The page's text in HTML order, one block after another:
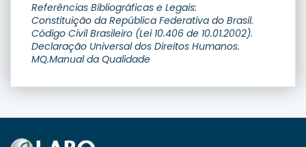
Referências Bibliográficas e Legais:
Constituição da República Federativa do Brasil.
Código Civil Brasileiro (Lei 10.406 de 10.01.2002).
Declaração Universal dos Direitos Humanos.
MQ.Manual da Qualidade